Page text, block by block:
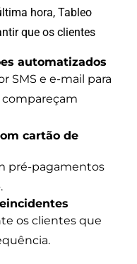
hora, Tableo
que os clientes
automatizados
SMS e e-mail para
cartão de
pré-pagamentos
os clientes que